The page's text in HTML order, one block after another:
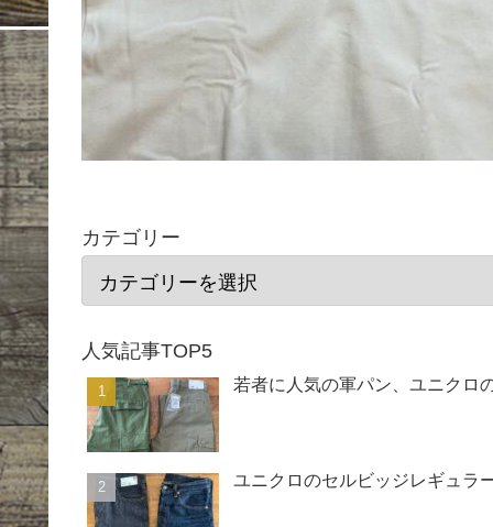
カテゴリー
人気記事TOP5
若者に人気の軍パン、ユニクロ
ユニクロのセルビッジレギュラ